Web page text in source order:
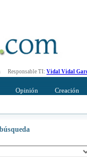
Responsable TI: Vidal Vidal
Opinión Creación